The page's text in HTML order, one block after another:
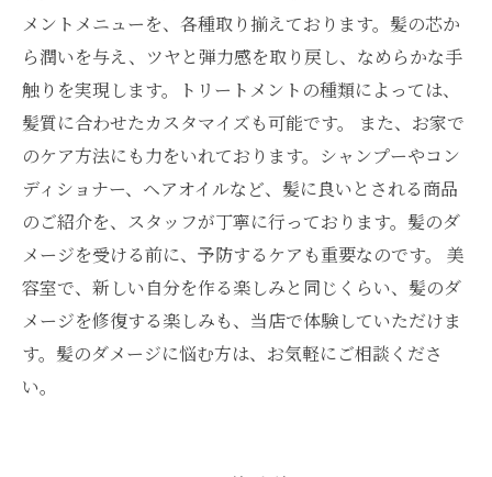
メントメニューを、各種取り揃えております。髪の芯か
ら潤いを与え、ツヤと弾力感を取り戻し、なめらかな手
触りを実現します。トリートメントの種類によっては、
髪質に合わせたカスタマイズも可能です。 また、お家で
のケア方法にも力をいれております。シャンプーやコン
ディショナー、ヘアオイルなど、髪に良いとされる商品
のご紹介を、スタッフが丁寧に行っております。髪のダ
メージを受ける前に、予防するケアも重要なのです。 美
容室で、新しい自分を作る楽しみと同じくらい、髪のダ
メージを修復する楽しみも、当店で体験していただけま
す。髪のダメージに悩む方は、お気軽にご相談くださ
い。